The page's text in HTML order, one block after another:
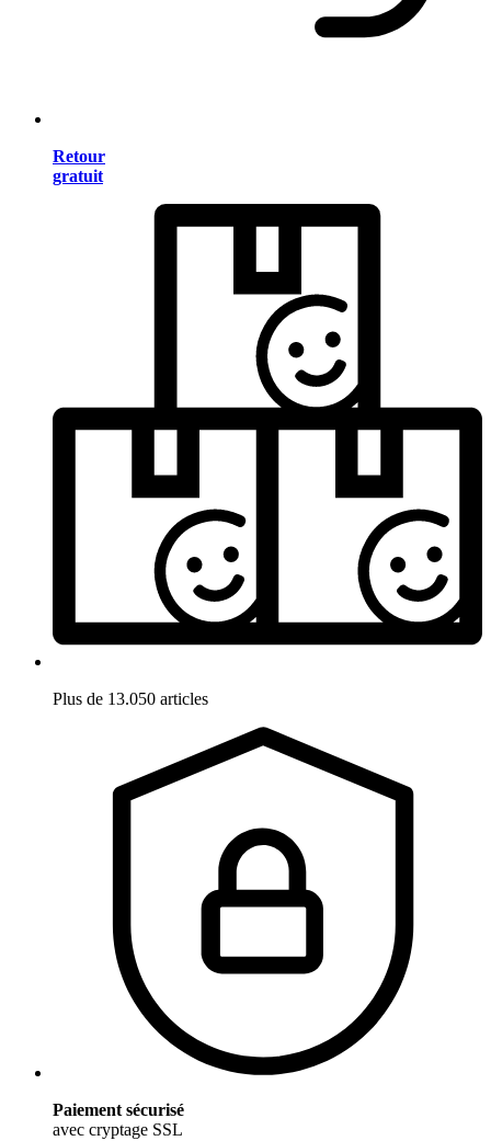
Retour
gratuit
Plus de 13.050 articles
Paiement sécurisé
avec cryptage SSL